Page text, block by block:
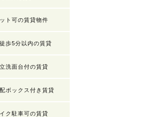
ト可の賃貸物件
歩5分以内の賃貸
洗面台付の賃貸
ボックス付き賃貸
ク駐車可の賃貸